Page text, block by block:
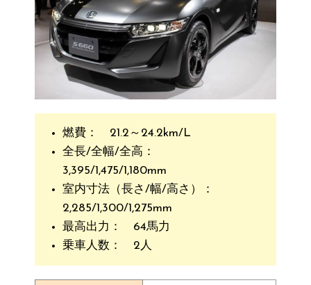
燃費： 21.2～24.2km/L
全長/全幅/全高：
3,395/1,475/1,180mm
室内寸法（長さ/幅/高さ）：
2,285/1,300/1,275mm
最高出力： 64馬力
乗車人数： 2人